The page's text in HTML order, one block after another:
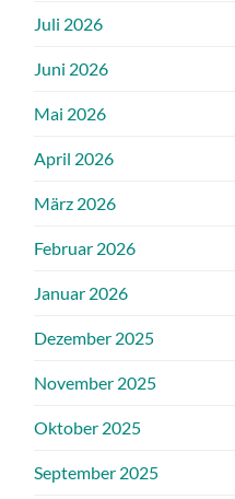
Juli 2026
Juni 2026
Mai 2026
April 2026
März 2026
Februar 2026
Januar 2026
Dezember 2025
November 2025
Oktober 2025
September 2025